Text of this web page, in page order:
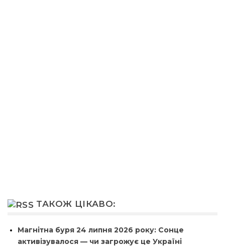
ТАКОЖ ЦІКАВО:
Магнітна буря 24 липня 2026 року: Сонце
активізувалося — чи загрожує це Україні